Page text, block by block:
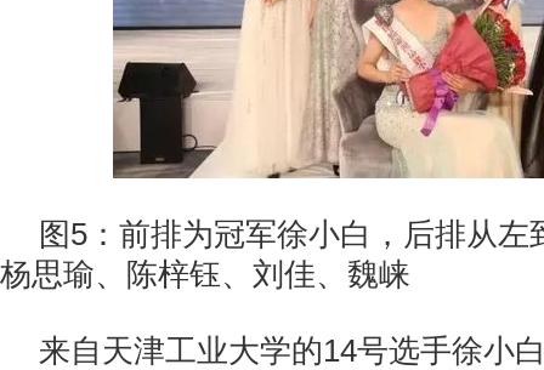
图5：前排为冠军徐小白，后排从左
杨思瑜、陈梓钰、刘佳、魏崃
来自天津工业大学的14号选手徐小